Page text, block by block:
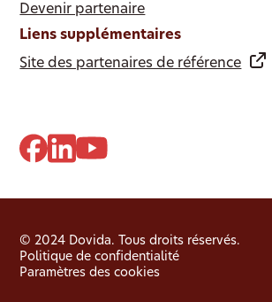
Devenir partenaire
Liens supplémentaires
Site des partenaires de référence
© 2024 Dovida. Tous droits réservés.
Politique de confidentialité
Paramètres des cookies